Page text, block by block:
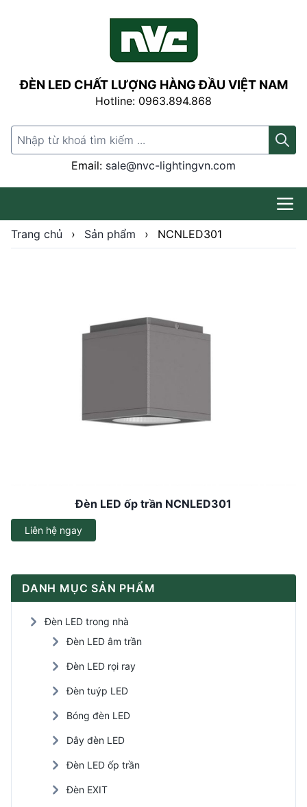
ĐÈN LED CHẤT LƯỢNG HÀNG ĐẦU VIỆT NAM
Hotline: 0963.894.868
Search for:
Email: sale@nvc-lightingvn.com
Trang chủ › Sản phẩm › NCNLED301
Đèn LED ốp trần NCNLED301
Liên hệ ngay
DANH MỤC SẢN PHẨM
Đèn LED trong nhà
Đèn LED âm trần
Đèn LED rọi ray
Đèn tuýp LED
Bóng đèn LED
Dây đèn LED
Đèn LED ốp trần
Đèn EXIT